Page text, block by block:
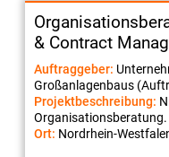
& Contract
Auftraggeber:
Großanlagenbaus
Projektbeschreibung:
Organisationsberatung.
Ort: Nordrhein-